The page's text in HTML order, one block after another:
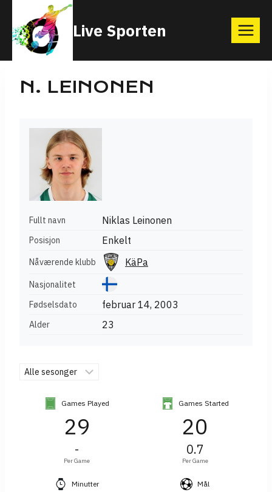
content
Live Sporten
N. LEINONEN
Fullt navn Niklas Leinonen
Posisjon Enkelt
Nåværende klubb KäPa
Nasjonalitet
Fødselsdato
februar 14, 2003
Alder 23
Games Played
29
-
Per Game
Games Started
20
0.7
Per Game
Minutter Mål